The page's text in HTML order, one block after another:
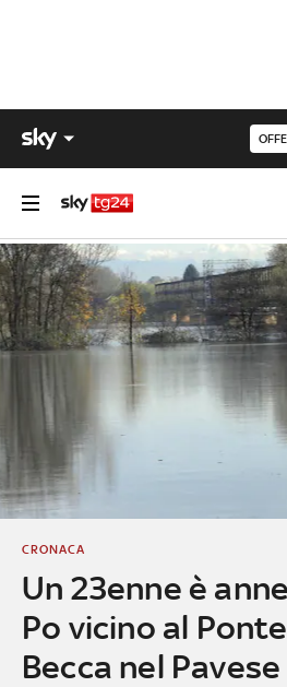
Un 23enne è
Po vicino al
Becca nel Pavese
CRONACA